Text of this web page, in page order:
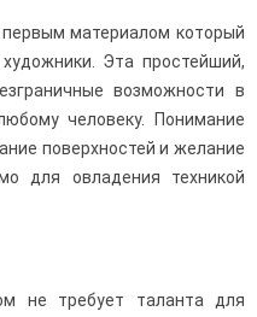
материалом который
Эта простейший,
возможности в
человеку. Понимание
поверхностей и желание
для овладения техникой
не требует таланта для